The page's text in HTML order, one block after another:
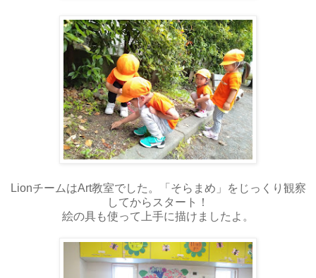
LionチームはArt教室でした。「そらまめ」をじっくり観察
してからスタート！
絵の具も使って上手に描けましたよ。